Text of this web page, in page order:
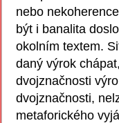
nebo
být i banalita
okolním textem.
daný výrok
dvojznačnosti
dvojznačnosti,
metaforického